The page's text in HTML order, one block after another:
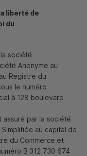
liberté de
du
société
Anonyme au
Registre du
le numéro
à 128 boulevard
assuré par la société
au capital de
du Commerce et
B 312 730 674